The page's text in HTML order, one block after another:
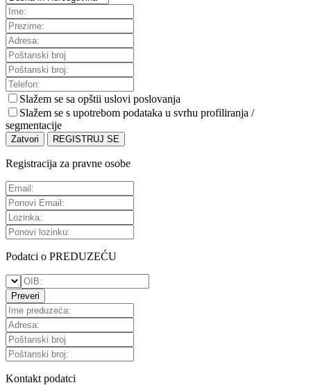
Slažem se sa opštii uslovi poslovanja
Slažem se s upotrebom podataka u svrhu profiliranja /
segmentacije
Zatvori REGISTRUJ SE
Registracija za pravne osobe
Podatci o PREDUZEĆU
Preveri
Kontakt podatci